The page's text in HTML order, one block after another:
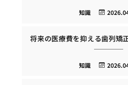
知識
将来の医療費を抑える歯列矯
知識